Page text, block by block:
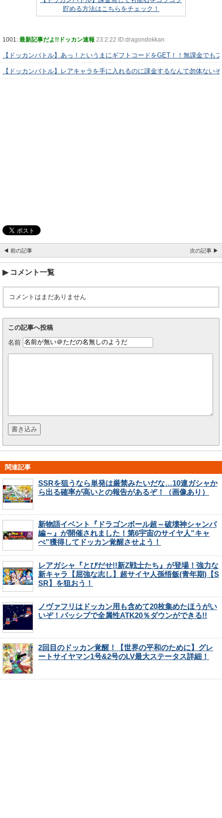
貯める方法はこちらをチェック！
1001: 最新記事だよ!!ドッカン速報 23:2:22 ID:dragondokkan
【ドッカンバトル】あっ！というまにギフトコードをGET！！無課金でも
【ドッカンバトル】レアキャラを手に入れるのに課金するなんて勿体ない
◀ 前の記事 次の記事 ▶
コメント一覧
コメントはまだありません
この記事へ投稿
名前
関連記事
SSRを狙うなら単発は厳禁みたいだな…10連ガシャか
ら出る確率が高いとの報告があるぞ！（画像あり）
新物語イベント『ドラゴンボール超～破壊神シャンパ
編～』が開催されました！第6宇宙のサイヤ人”キャ
べ”獲得してドッカン覚醒させよう！
レアガシャ『とびだせ!!新Z戦士たち』が登場！強力な
新キャラ【屈強な志し】超サイヤ人孫悟飯(青年期)【S
SR】を狙おう！
ノヴァフリはドッカン用も含めて20枚集めたほうがい
いぞ！パッシブで全属性ATK20％ダウンができる!!
2回目のドッカン覚醒！【世界の平和のために】グレ
ートサイヤマン1号&2号のLV最大ステータス詳細！